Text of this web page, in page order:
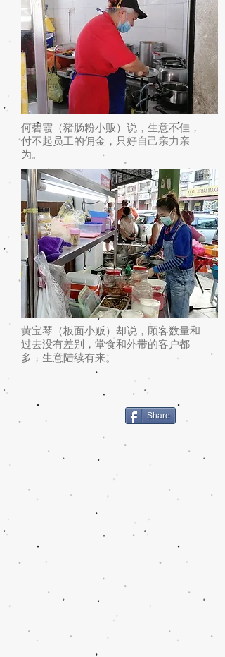
何碧霞（猪肠粉小贩）说，生意不佳，
付不起员工的佣金，只好自己亲力亲
为。
黄宝琴（板面小贩）却说，顾客数量和
过去没有差别，堂食和外带的客户都
多，生意陆续有来。
Share